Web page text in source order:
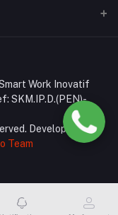
Work Inovatif
SKM.IP.D.(PEN)-
Developed and
Team